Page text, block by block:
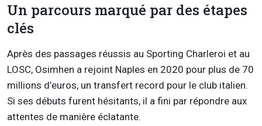
Un parcours marqué par des étapes
clés
Après des passages réussis au Sporting Charleroi et au
LOSC, Osimhen a rejoint Naples en 2020 pour plus de 70
millions d’euros, un transfert record pour le club italien.
Si ses débuts furent hésitants, il a fini par répondre aux
attentes de manière éclatante.